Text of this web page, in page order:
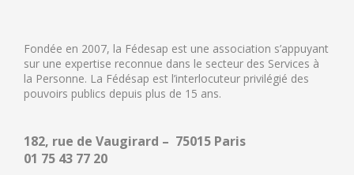
Fondée en 2007, la Fédesap est une association s’appuyant
sur une expertise reconnue dans le secteur des Services à
la Personne. La Fédésap est l’interlocuteur privilégié des
pouvoirs publics depuis plus de 15 ans.
182, rue de Vaugirard – 75015 Paris
01 75 43 77 20